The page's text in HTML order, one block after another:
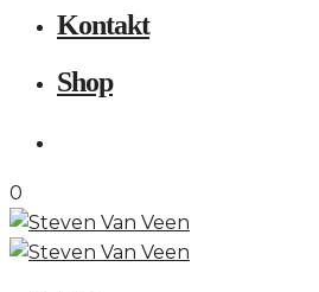
Kontakt
Shop
0